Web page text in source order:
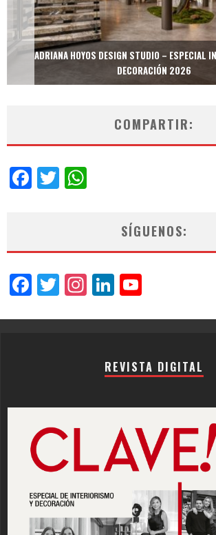
ADRIANA HOYOS DESIGN STUDIO – ESPECIAL
DECORACIÓN 2026
COMPARTIR:
Facebook
Twitter
SÍGUENOS:
Facebook
Twitter
Instagram
LinkedIn
REVISTA DIGITAL